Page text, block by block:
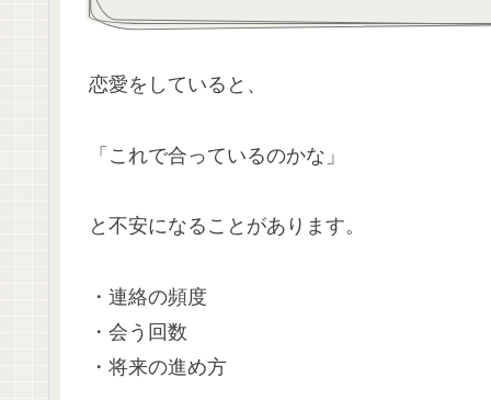
恋愛をしていると、
「これで合っているのかな」
と不安になることがあります。
・連絡の頻度
・会う回数
・将来の進め方